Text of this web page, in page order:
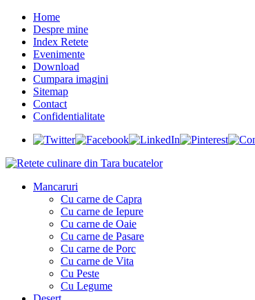
Home
Despre mine
Index Retete
Evenimente
Download
Cumpara imagini
Sitemap
Contact
Confidentialitate
Mancaruri
Cu carne de Capra
Cu carne de Iepure
Cu carne de Oaie
Cu carne de Pasare
Cu carne de Porc
Cu carne de Vita
Cu Peste
Cu Legume